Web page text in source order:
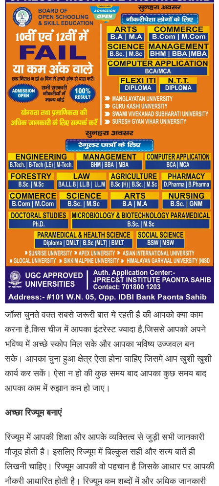
जॉब्‍स चुनते वक्त सबसे जरूरी बात ये रहती है की आपको क्या काम
करना है,किस चीज में आपका इंटरेस्ट ज्यादा है,जिससे आपको अपने
भविष्य में अच्छे स्कोप मिल सके और आपका भविष्य उज्जवल बन
सके। आपका चुना हुआ क्षेत्र ऐसा होना चाहिए जिसमे आप खुशी खुशी
कार्य कर सकें। ऐसा न हो की कुछ समय बाद आपका कुछ समय बाद
आपका काम में रुझान कम हो जाए।
अच्‍छा रिज्‍यूम बनाएं
रिज्यूम में आपकी शिक्षा और आपके व्यक्तित्व से जुड़ी सभी जानकारी
मौजूद होती है। इसलिए रिज्‍यूम में बिल्कुल सही और सत्य बातें ही
लिखनी चाहिए। रिज्यूम आपकी वो पहचान है जिसके आधार पर आपकी
नौकरी आधारित होती है। रिज्यूम कम शब्दों में और अधिक जानकारी